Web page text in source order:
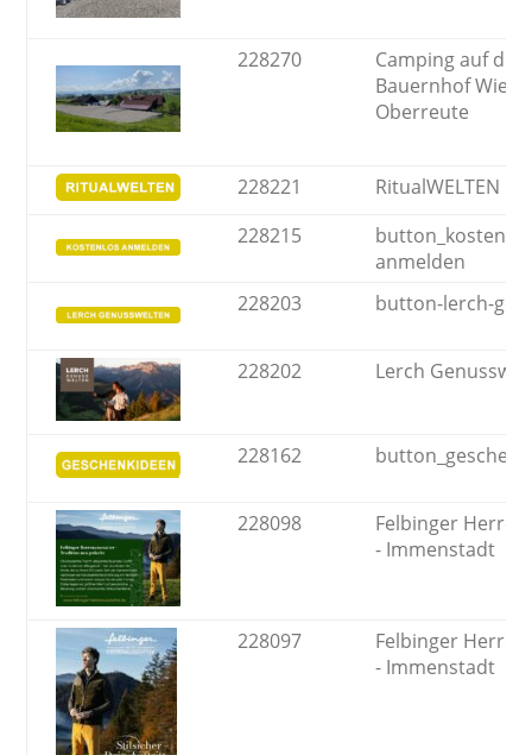
228270
Camping auf
Bauernhof
Oberreute
228221
RitualWELTEN
228215
anmelden
228203
button-lerch-
228202 Lerch
228162
228098
Felbinger
- Immenstadt
228097
Felbinger
- Immenstadt